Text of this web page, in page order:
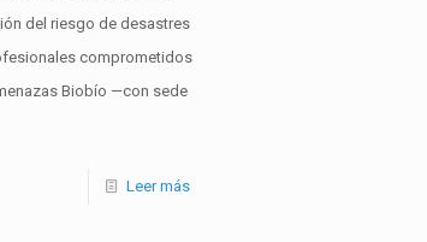
del riesgo de desastres
comprometidos
Biobío —con sede
Leer más